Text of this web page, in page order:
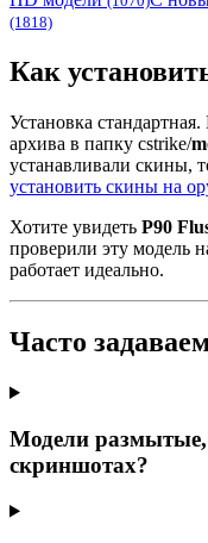
(1818)
Как
Установка
архива в папку cstrike/
устанавливали скины,
установить скины на
Хотите увидеть P90
проверили эту модель
работает идеально.
Часто
Модели размытые,
скриншотах?